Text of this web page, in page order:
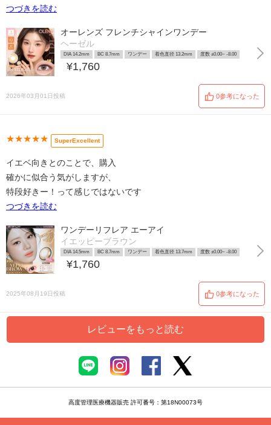
つづきを読む
オーレンズ フレンチシャインワンデー
ヘーゼル
DIA 14.2mm BC 8.7mm ワンデー 着色直径 13.2mm 度数 ±0.00~ -8.00
¥1,760
2026年03月01日投稿 0参考になった
★★★★★ SuperExcellent
イエベ向きとのことで、購入
確かに似合う気がしますが、
特段好きー！って感じではないです
つづきを読む
ワンデーリフレア エーアイ
イエッピーブラウン
DIA 14.5mm BC 8.7mm ワンデー 着色直径 13.7mm 度数 ±0.00~ -8.00
¥1,760
2025年08月19日投稿 0参考になった
レビューをもっと読む
高度管理医療機器販売 許可番号：第18N00073号